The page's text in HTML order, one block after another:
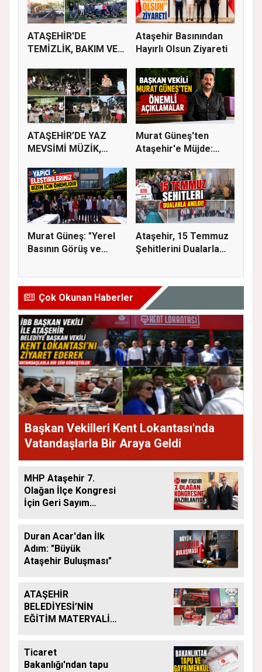
ATAŞEHİR'DE
TEMİZLİK, BAKIM VE
Ataşehir Basınından
Hayırlı Olsun Ziyareti
ATAŞEHİR’DE YAZ
MEVSİMİ MÜZİK,
Murat Güneş'ten
Ataşehir'e Müjde:
Murat Güneş: "Yerel
Basının Görüş ve
Ataşehir, 15 Temmuz
Şehitlerini Dualarla
Çok Okunan Haberler
Başkan Vekilleri Kent Lokantası'nda
Vatandaşlarla Bir Araya Geldi
MHP Ataşehir 7.
Olağan İlçe Kongresi
İçin Geri Sayım
Duran Acar'dan İlk
Adım: "Büyük
Ataşehir Buluşması"
ATAŞEHİR
BELEDİYESİ’NİN
EĞİTİM MATERYALİ
SÜRÜYOR
Ticaret
Bakanlığı'ndan tapu